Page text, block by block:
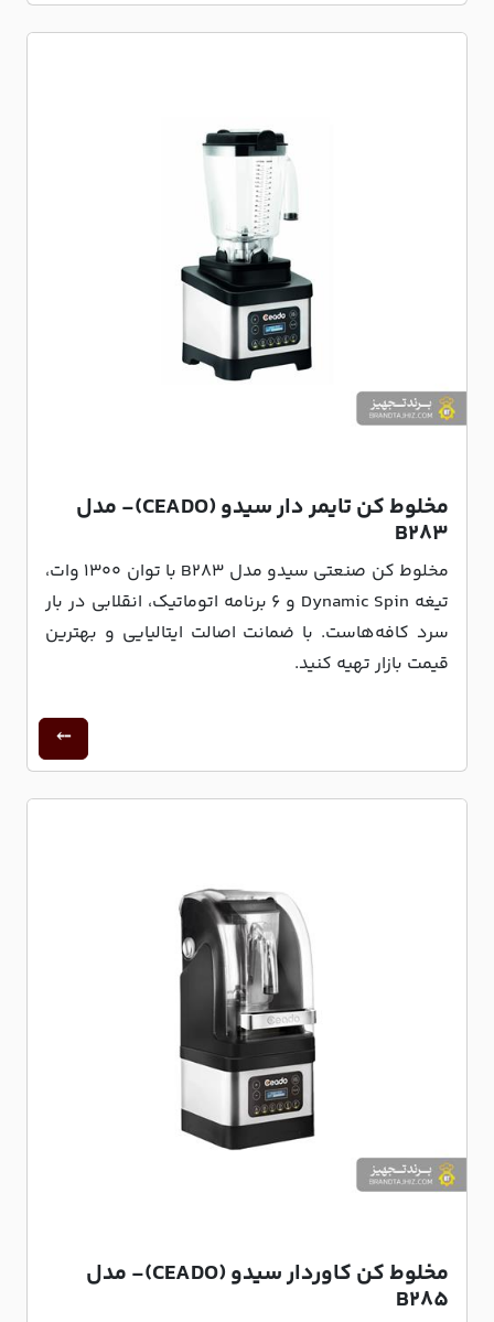
مخلوط کن تایمر دار سیدو (CEADO)- مدل
B283
مخلوط کن صنعتی سیدو مدل B283 با توان ۱۳۰۰ وات،
تیغه Dynamic Spin و ۶ برنامه اتوماتیک، انقلابی در بار
سرد کافه‌هاست. با ضمانت اصالت ایتالیایی و بهترین
قیمت بازار تهیه کنید.
مخلوط کن کاوردار سیدو (CEADO)- مدل
B285